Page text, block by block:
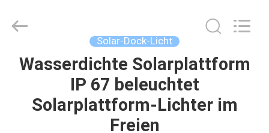
HEIM
PRODUKTE
Ltd..
Solar-Dock-Licht
Wasserdichte Solarplattform
IP 67 beleuchtet
Solarplattform-Lichter im
Freien